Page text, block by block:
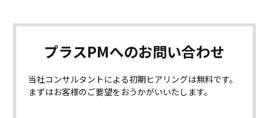
プラスPMへのお問い合わせ
当社コンサルタントによる初期ヒアリングは無料です。
まずはお客様のご要望をおうかがいいたします。